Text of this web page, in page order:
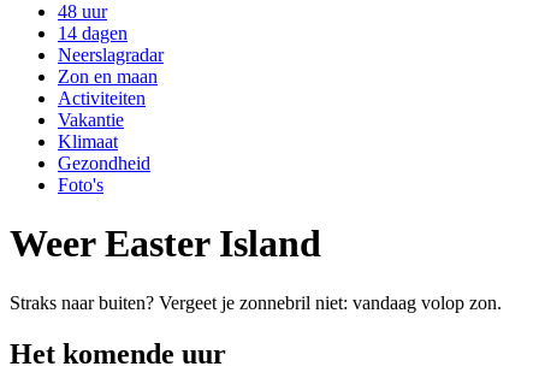
48 uur
14 dagen
Neerslagradar
Zon en maan
Activiteiten
Vakantie
Klimaat
Gezondheid
Foto's
Weer Easter Island
Straks naar buiten? Vergeet je zonnebril niet: vandaag volop zon.
Het komende uur